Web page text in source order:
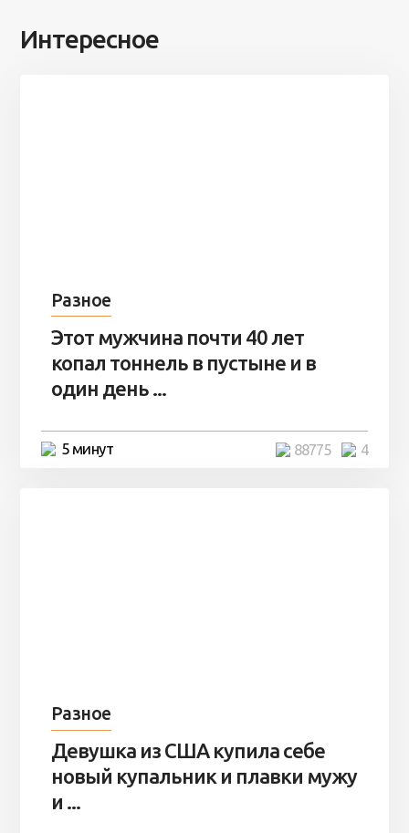
Интересное
Разное
Этот мужчина почти 40 лет
копал тоннель в пустыне и в
один день ...
5 минут 4
88775
Разное
Девушка из США купила себе
новый купальник и плавки мужу
и ...